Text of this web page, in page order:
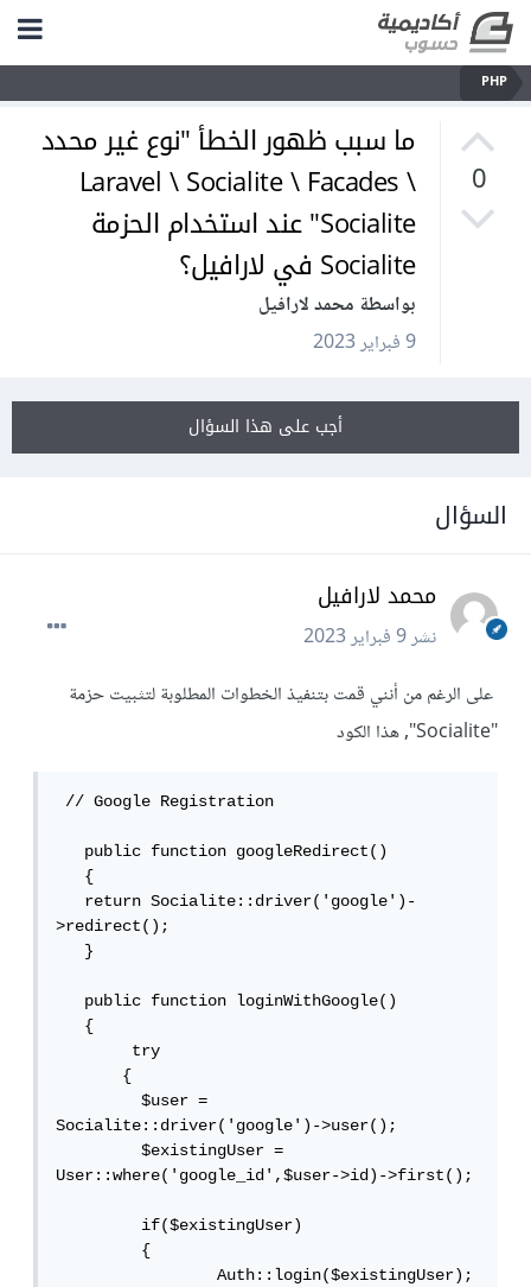
PHP
0
ما سبب ظهور الخطأ "نوع غير محدد
Laravel \ Socialite \ Facades \
Socialite" عند استخدام الحزمة
Socialite في لارافيل؟
بواسطة محمد لارافيل
9 فبراير 2023
أجب على هذا السؤال
السؤال
محمد لارافيل
نشر9 فبراير 2023
على الرغم من أنني قمت بتنفيذ الخطوات المطلوبة لتثبيت حزمة
"Socialite", هذا الكود
// Google Registration
   public function googleRedirect()
   {
   return Socialite::driver('google')-
>redirect();
   }
   public function loginWithGoogle()
   {
        try
       {
         $user =
Socialite::driver('google')->user();
         $existingUser =
User::where('google_id',$user->id)->first();
         if($existingUser)
         {
                 Auth::login($existingUser);